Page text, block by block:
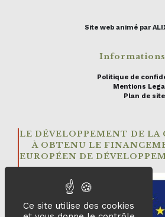
Site web animé par
Informations
Politique de
Mentions
Plan de site
LE DÉVELOPPEMENT DE LA
À OBTENU LE
EUROPÉEN DE
Ce site utilise des cookies